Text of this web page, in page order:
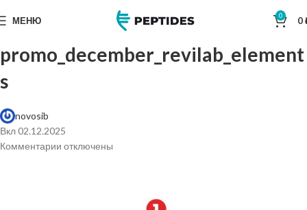
МЕНЮ 0 0
promo_december_revilab_element
s
novosib
Вкл 02.12.2025
Комментарии отключены